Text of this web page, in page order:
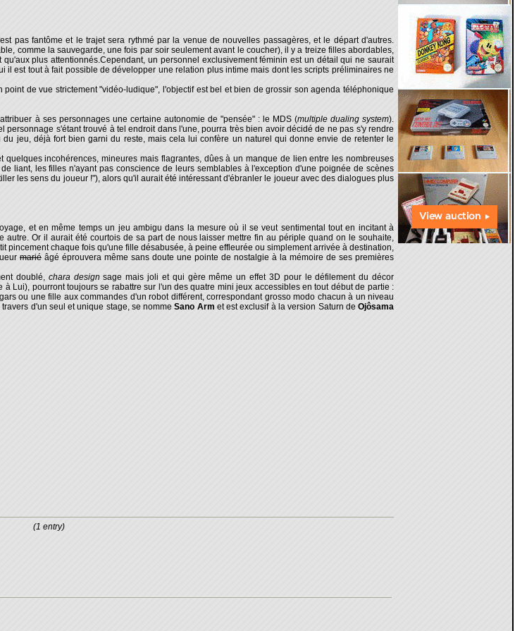
pas fantôme et le trajet sera rythmé par la venue de nouvelles passagères, et le départ d'autres.
comme la sauvegarde, une fois par soir seulement avant le coucher), il y a treize filles abordables,
plus attentionnés.Cependant, un personnel exclusivement féminin est un détail qui ne saurait
il est tout à fait possible de développer une relation plus intime mais dont les scripts préliminaires ne
de vue strictement "vidéo-ludique", l'objectif est bel et bien de grossir son agenda téléphonique
à ses personnages une certaine autonomie de "pensée" : le MDS (multiple dualing system).
s'étant trouvé à tel endroit dans l'une, pourra très bien avoir décidé de ne pas s'y rendre
jeu, déjà fort bien garni du reste, mais cela lui confère un naturel qui donne envie de retenter le
incohérences, mineures mais flagrantes, dûes à un manque de lien entre les nombreuses
liant, les filles n'ayant pas conscience de leurs semblables à l'exception d'une poignée de scènes
les sens du joueur !"), alors qu'il aurait été intéressant d'ébranler le joueur avec des dialogues plus
et en même temps un jeu ambigu dans la mesure où il se veut sentimental tout en incitant à
Or il aurait été courtois de sa part de nous laisser mettre fin au périple quand on le souhaite,
pincement chaque fois qu'une fille désabusée, à peine effleurée ou simplement arrivée à destination,
marié âgé éprouvera même sans doute une pointe de nostalgie à la mémoire de ses premières
doublé, chara design sage mais joli et qui gère même un effet 3D pour le défilement du décor
Lui), pourront toujours se rabattre sur l'un des quatre mini jeux accessibles en tout début de partie :
ou une fille aux commandes d'un robot différent, correspondant grosso modo chacun à un niveau
d'un seul et unique stage, se nommeSano Arm et est exclusif à la version Saturn deOjôsama
(1 entry)